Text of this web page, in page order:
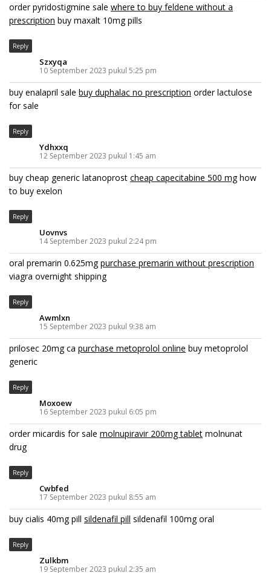
order pyridostigmine sale where to buy feldene without a
prescription buy maxalt 10mg pills
Reply
Szxyqa
10 September 2023 pukul 5:25 pm
buy enalapril sale buy duphalac no prescription order lactulose
for sale
Reply
Ydhxxq
12 September 2023 pukul 1:45 am
buy cheap generic latanoprost cheap capecitabine 500 mghow
to buy exelon
Reply
Uovnvs
14 September 2023 pukul 2:24 pm
oral premarin 0.625mgpurchase premarin without prescription
viagra overnight shipping
Reply
Awmlxn
15 September 2023 pukul 9:38 am
prilosec 20mg ca purchase metoprolol online buy metoprolol
generic
Reply
Moxoew
16 September 2023 pukul 6:05 pm
order micardis for sale molnupiravir 200mg tablet molnunat
drug
Reply
Cwbfed
17 September 2023 pukul 8:55 am
buy cialis 40mg pill sildenafil pill sildenafil 100mg oral
Reply
Zulkbm
19 September 2023 pukul 2:35 am